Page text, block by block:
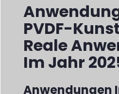
PVDF-
Reale
Im Jahr
Anwendungen